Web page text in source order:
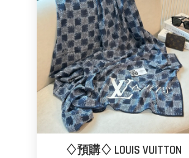
♢預購♢ LOUIS VUITTON